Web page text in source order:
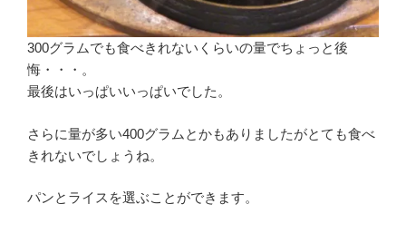
300グラムでも食べきれないくらいの量でちょっと後
悔・・・。
最後はいっぱいいっぱいでした。
さらに量が多い400グラムとかもありましたがとても食べ
きれないでしょうね。
パンとライスを選ぶことができます。